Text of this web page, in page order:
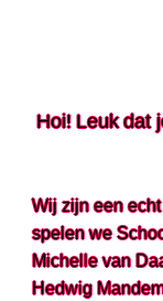
Hoi! Leuk dat
Wij zijn een
spelen we
Michelle van
Hedwig